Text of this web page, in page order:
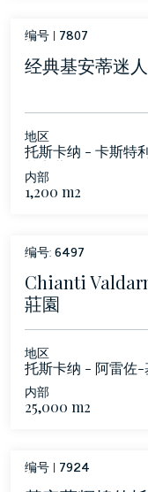
编号 | 7807
经典基安蒂迷
地区
托斯卡纳 - 卡斯特
基安蒂
内部
1,200 m2
编号:6497
Chianti
莊園
地区
托斯卡纳 - 阿雷佐-
内部
25,000 m2
编号 | 7924